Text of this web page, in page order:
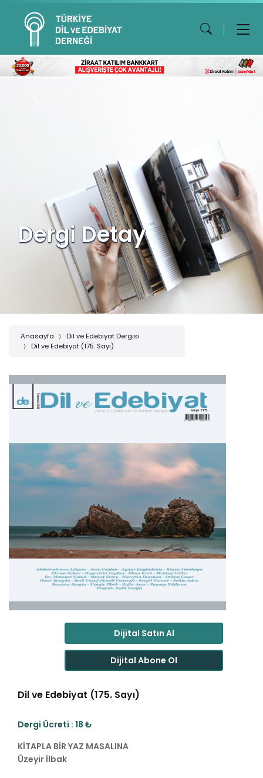
Dergi Detay
Anasayfa
Dil ve Edebiyat Dergisi
Dil ve Edebiyat (175. Sayı)
Dijital Satın Al
Dijital Abone Ol
Dil ve Edebiyat (175. Sayı)
Dergi Ücreti : 18 ₺
KİTAPLA BİR YAZ MASALINA
Üzeyir İlbak